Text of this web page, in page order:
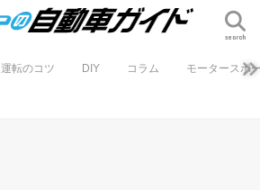
search
運転のコツ DIY コラム モータースポ